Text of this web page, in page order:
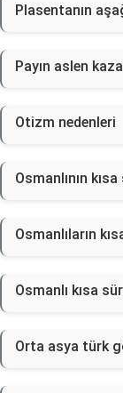
Plasentanın
Payın aslen
Otizm nedenleri
Osmanlının
Osmanlıların
Osmanlı kısa
Orta asya türk